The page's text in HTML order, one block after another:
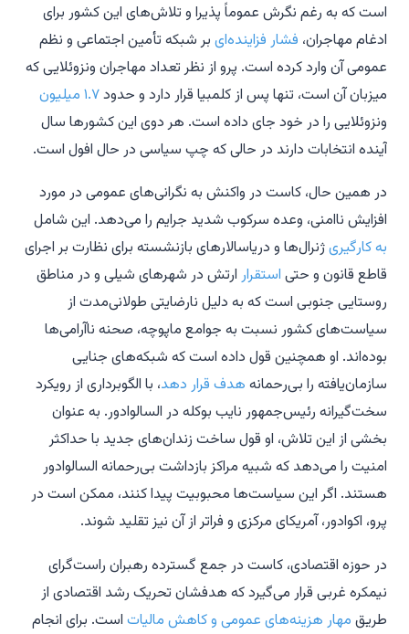
است که به رغم نگرش عموماً پذیرا و تلاش‌های این کشور برای
ادغام مهاجران، فشار فزاینده‌ای بر شبکه تأمین اجتماعی و نظم
عمومی آن وارد کرده است. پرو از نظر تعداد مهاجران ونزوئلایی که
میزبان آن است، تنها پس از کلمبیا قرار دارد و حدود۱.۷ میلیون
ونزوئلایی را در خود جای داده است. هر دوی این کشورها سال
آینده انتخابات دارند در حالی که چپ سیاسی در حال افول است.
در همین حال، کاست در واکنش به نگرانی‌های عمومی در مورد
افزایش ناامنی، وعده سرکوب شدید جرایم را می‌دهد. این شامل
به کارگیریژنرال‌ها و دریاسالارهای بازنشسته برای نظارت بر اجرای
قاطع قانون و حتی استقرار ارتش در شهرهای شیلی و در مناطق
روستایی جنوبی است که به دلیل نارضایتی طولانی‌مدت از
سیاست‌های کشور نسبت به جوامع ماپوچه، صحنه ناآرامی‌ها
بوده‌اند. او همچنین قول داده است که شبکه‌های جنایی
سازمان‌یافته را بی‌رحمانه هدف قرار دهد، با الگوبرداری از رویکرد
سخت‌گیرانه رئیس‌جمهور نایب بوکله در السالوادور. به عنوان
بخشی از این تلاش، او قول ساخت زندان‌های جدید با حداکثر
امنیت را می‌دهد که شبیه مراکز بازداشت بی‌رحمانه السالوادور
هستند. اگر این سیاست‌ها محبوبیت پیدا کنند، ممکن است در
پرو، اکوادور، آمریکای مرکزی و فراتر از آن نیز تقلید شوند.
در حوزه اقتصادی، کاست در جمع گسترده رهبران راست‌گرای
نیمکره غربی قرار می‌گیرد که هدفشان تحریک رشد اقتصادی از
طریق مهار هزینه‌های عمومی و کاهش مالیات است. برای انجام